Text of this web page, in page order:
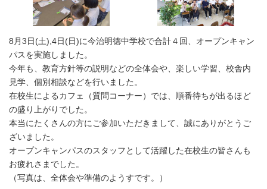
8月3日(土),4日(日)に今治明徳中学校で合計４回、オープンキャン
パスを実施しました。
今年も、教育方針等の説明などの全体会や、楽しい学習、校舎内
見学、個別相談などを行いました。
在校生によるカフェ（質問コーナー）では、順番待ちが出るほど
の盛り上がりでした。
本当にたくさんの方にご参加いただきまして、誠にありがとうご
ざいました。
オープンキャンパスのスタッフとして活躍した在校生の皆さんも
お疲れさまでした。
（写真は、全体会や準備のようすです。）